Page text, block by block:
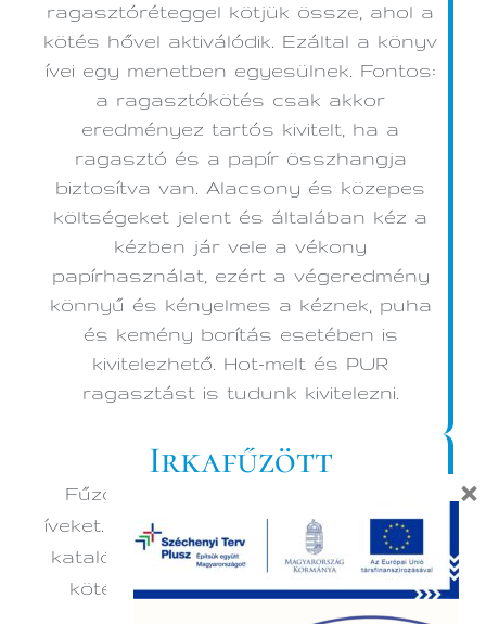
ragasztóréteggel kötjük össze, ahol a
kötés hővel aktiválódik. Ezáltal a könyv
ívei egy menetben egyesülnek. Fontos:
a ragasztókötés csak akkor
eredményez tartós kivitelt, ha a
ragasztó és a papír összhangja
biztosítva van. Alacsony és közepes
költségeket jelent és általában kéz a
kézben jár vele a vékony
papírhasználat, ezért a végeredmény
könnyű és kényelmes a kéznek, puha
és kemény borítás esetében is
kivitelezhető. Hot-melt és PUR
ragasztást is tudunk kivitelezni.
Irkafűzött
Fűződróttal kötjük össze a hajtott
íveket. Magazinoknál, folyóiratoknál, kis
katalógusoknál a leggazdaságosabb
kötéstípus, de a leköthető oldalak
száma korlátozott.
×